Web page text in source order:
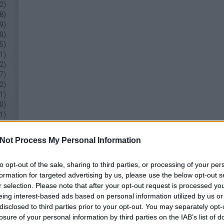
Process My Personal Information
opt-out of the sale, sharing to third parties, or processing of your
for targeted advertising by us, please use the below opt-out
selection. Please note that after your opt-out request is processed
interest-based ads based on personal information utilized by us
to third parties prior to your opt-out. You may separately
of your personal information by third parties on the IAB’s list of
)
8)
9)
)
5)
1 )
2)
7)
)
)
)
)
...